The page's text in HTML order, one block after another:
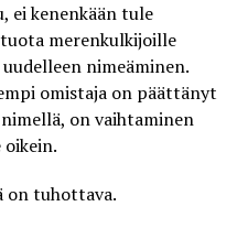
ei kenenkään tule
merenkulkijoille
nimeäminen.
omistaja on päättänyt
on vaihtaminen
oikein.
on tuhottava.